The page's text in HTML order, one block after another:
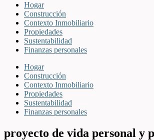
Hogar
Construcción
Contexto Inmobiliario
Propiedades
Sustentabilidad
Finanzas personales
Hogar
Construcción
Contexto Inmobiliario
Propiedades
Sustentabilidad
Finanzas personales
proyecto de vida personal y